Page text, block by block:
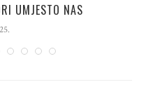
UMJESTO NAS